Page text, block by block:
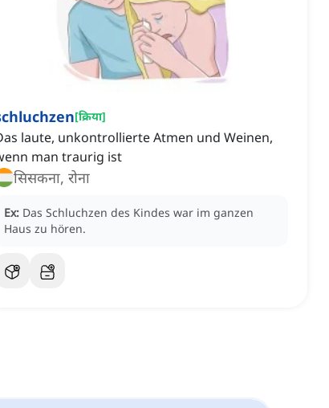
[क्रिया]
laute, unkontrollierte Atmen und Weinen,
man traurig ist
सिसकना, रोना
Ex: Das Schluchzen des Kindes war im ganzen
Haus zu hören.